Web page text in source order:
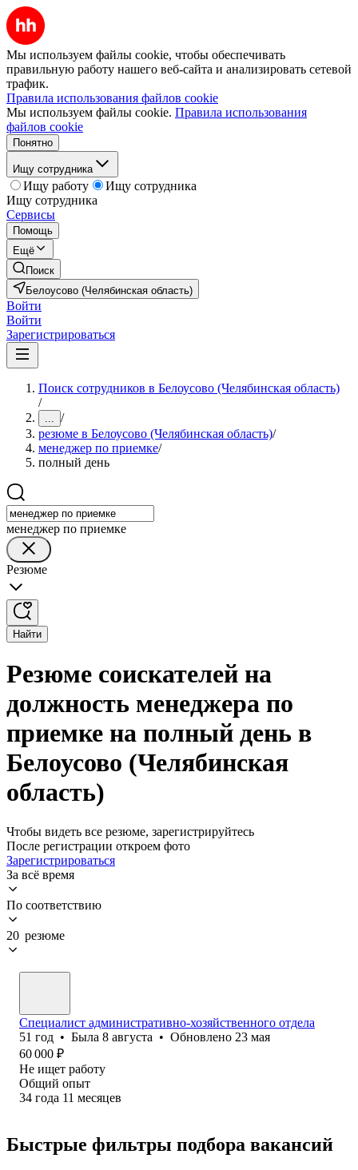
Мы используем файлы cookie, чтобы обеспечивать
правильную работу нашего веб-сайта и анализировать сетевой
трафик.
Правила использования файлов cookie
Мы используем файлы cookie. Правила использования
файлов cookie
Понятно
Ищу сотрудника
Ищу работу
Ищу сотрудника
Ищу сотрудника
Сервисы
Помощь
Ещё
Поиск
Белоусово (Челябинская область)
Войти
Войти
Зарегистрироваться
Поиск сотрудников в Белоусово (Челябинская область)
/
... /
резюме в Белоусово (Челябинская область)/
менеджер по приемке/
полный день
менеджер по приемке
Резюме
Найти
Резюме соискателей на
должность менеджера по
приемке на полный день в
Белоусово (Челябинская
область)
Чтобы видеть все резюме, зарегистрируйтесь
После регистрации откроем фото
Зарегистрироваться
За всё время
По соответствию
20 резюме
Специалист административно-хозяйственного отдела
51 год • Была 8 августа • Обновлено 23 мая
60 000 ₽
Не ищет работу
Общий опыт
34 года 11 месяцев
Быстрые фильтры подбора вакансий